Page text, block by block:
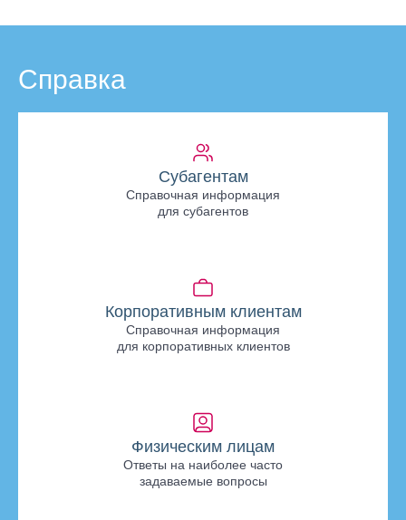
Справка
Субагентам
Справочная информация
для субагентов
Корпоративным клиентам
Справочная информация
для корпоративных клиентов
Физическим лицам
Ответы на наиболее часто
задаваемые вопросы